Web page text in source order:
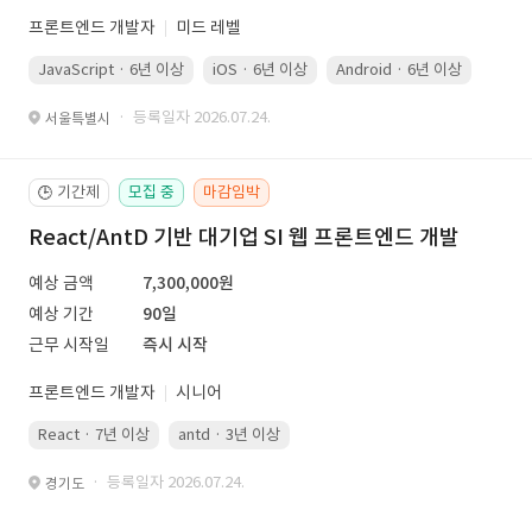
프론트엔드 개발자 미드 레벨
JavaScript · 6년 이상 iOS · 6년 이상 Android · 6년 이상
서울특별시 · 등록일자 2026.07.24.
🕒 기간제 모집 중 마감임박
React/AntD 기반 대기업 SI 웹 프론트엔드 개발
예상 금액
7,300,000원
예상 기간
90일
근무 시작일
즉시 시작
프론트엔드 개발자 시니어
React · 7년 이상 antd · 3년 이상
경기도 · 등록일자 2026.07.24.